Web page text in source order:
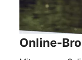
Online-